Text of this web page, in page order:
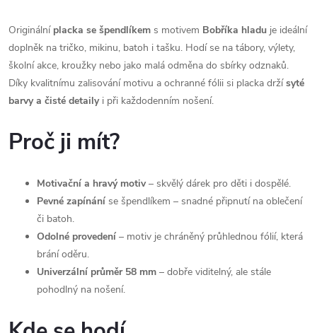
Originální placka se špendlíkem s motivem Bobříka hladu je ideální
doplněk na tričko, mikinu, batoh i tašku. Hodí se na tábory, výlety,
školní akce, kroužky nebo jako malá odměna do sbírky odznaků.
Díky kvalitnímu zalisování motivu a ochranné fólii si placka držísyté
barvy a čisté detailyi při každodenním nošení.
Proč ji mít?
Motivační a hravý motiv– skvělý dárek pro děti i dospělé.
Pevné zapínání se špendlíkem – snadné připnutí na oblečení
či batoh.
Odolné provedení – motiv je chráněný průhlednou fólií, která
brání oděru.
Univerzální průměr 58 mm – dobře viditelný, ale stále
pohodlný na nošení.